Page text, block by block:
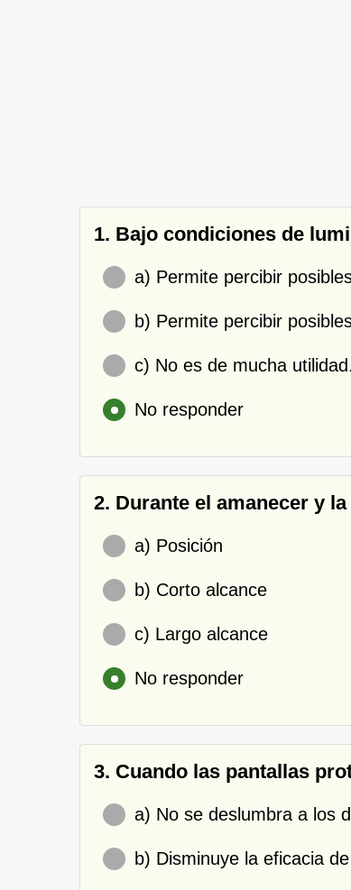
1. Bajo condiciones de
a) Permite percibir
b) Permite percibir
c) No es de mucha utilidad.
No responder
2. Durante el amanecer y
a) Posición
b) Corto alcance
c) Largo alcance
No responder
3. Cuando las pantallas
a) No se deslumbra a los
b) Disminuye la eficacia